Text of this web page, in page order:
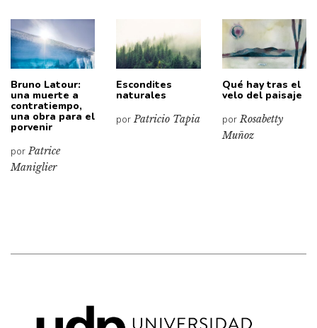
Bruno Latour:
una muerte a
contratiempo,
una obra para el
porvenir
porPatrice
Maniglier
Escondites
naturales
porPatricio Tapia
Qué hay tras el
velo del paisaje
porRosabetty
Muñoz